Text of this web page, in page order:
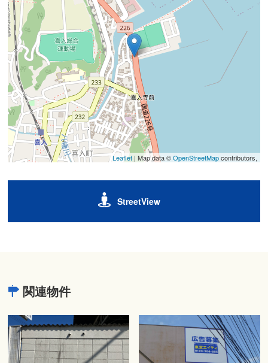
Leaflet| Map data ©OpenStreetMapcontributors,
StreetView
関連物件